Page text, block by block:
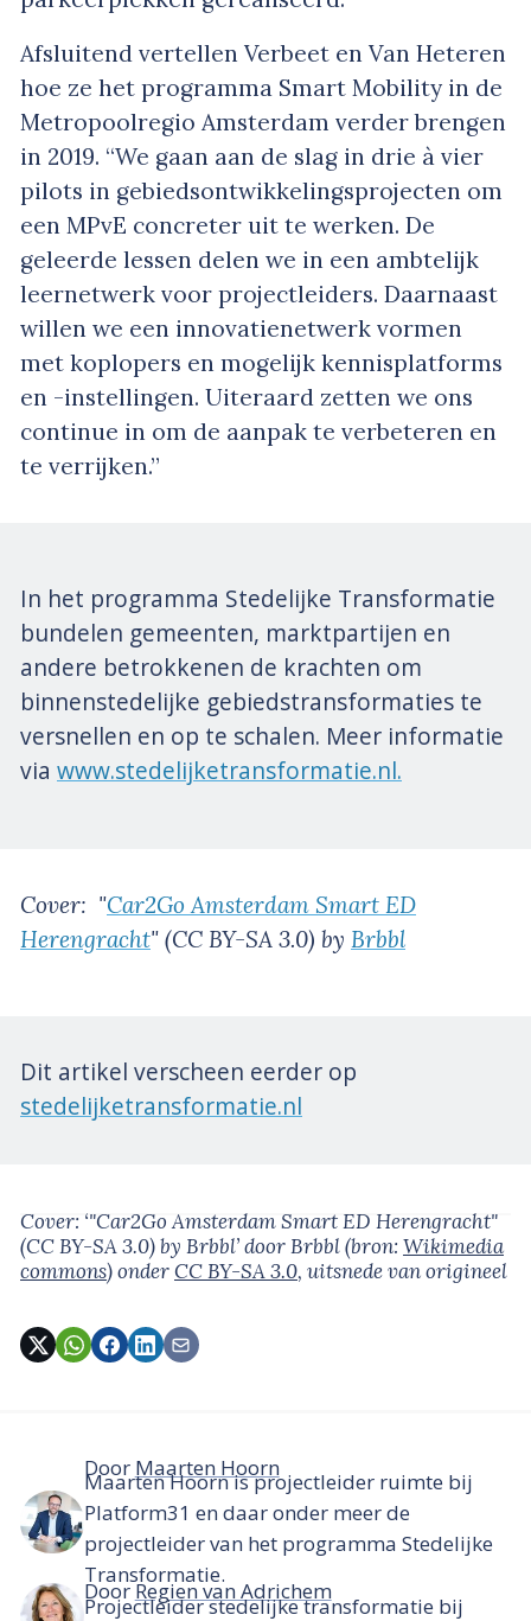
Afsluitend vertellen Verbeet en Van Heteren
hoe ze het programma Smart Mobility in de
Metropoolregio Amsterdam verder brengen
in 2019. “We gaan aan de slag in drie à vier
pilots in gebiedsontwikkelingsprojecten om
een MPvE concreter uit te werken. De
geleerde lessen delen we in een ambtelijk
leernetwerk voor projectleiders. Daarnaast
willen we een innovatienetwerk vormen
met koplopers en mogelijk kennisplatforms
en -instellingen. Uiteraard zetten we ons
continue in om de aanpak te verbeteren en
te verrijken.”
In het programma Stedelijke Transformatie
bundelen gemeenten, marktpartijen en
andere betrokkenen de krachten om
binnenstedelijke gebiedstransformaties te
versnellen en op te schalen. Meer informatie
via www.stedelijketransformatie.nl.
Cover: "Car2Go Amsterdam Smart ED
Herengracht" (CC BY-SA 3.0) by Brbbl
Dit artikel verscheen eerder op
stedelijketransformatie.nl
Cover: ‘"Car2Go Amsterdam Smart ED Herengracht"
(CC BY-SA 3.0) by Brbbl’door Brbbl(bron: Wikimedia
commons)onderCC BY-SA 3.0, uitsnede van origineel
Door Maarten Hoorn
Maarten Hoorn is projectleider ruimte bij
Platform31 en daar onder meer de
projectleider van het programma Stedelijke
Transformatie.
DoorRegien van Adrichem
Projectleider stedelijke transformatie bij